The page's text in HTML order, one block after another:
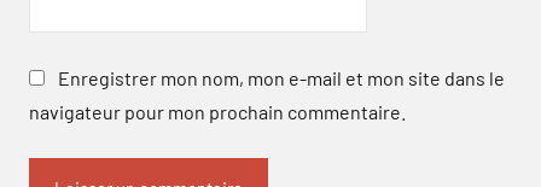
Enregistrer mon nom, mon e-mail et mon site dans le
navigateur pour mon prochain commentaire.